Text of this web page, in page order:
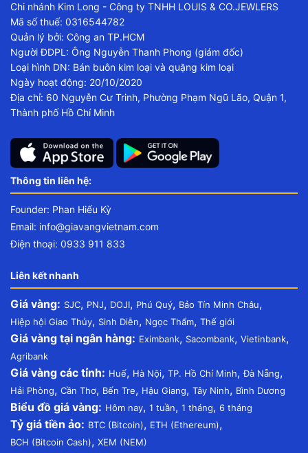
Chi nhánh Kim Long - Công ty TNHH LOUIS & CO.JEWLERS
Mã số thuế: 0316544782
Quản lý bởi: Công an TP.HCM
Người ĐDPL: Ông Nguyễn Thanh Phong (giám đốc)
Loại hình DN: Bán buôn kim loại và quặng kim loại
Ngày hoạt động: 20/10/2020
Địa chỉ: 60 Nguyễn Cư Trinh, Phường Phạm Ngũ Lão, Quận 1,
Thành phố Hồ Chí Minh
Thông tin liên hệ:
Founder: Phan Hiếu Kỳ
Email: info@giavangvietnam.com
Điện thoại: 0933 911 833
Liên kết nhanh
Giá vàng: SJC, PNJ, DOJI, Phú Quý, Bảo Tín Minh Châu,
Hiệp hội Giao Thủy, Sinh Diễn, Ngọc Thẩm, Thế giới
Giá vàng tại ngân hàng: Eximbank, Sacombank, Vietinbank,
Agribank
Giá vàng các tỉnh: Huế, Hà Nội, TP. Hồ Chí Minh,Đà Nẵng,
Hải Phòng, Cần Thơ, Bến Tre, Hậu Giang, Tây Ninh, Bình Dương
Biểu đồ giá vàng: Hôm nay, 1 tuần, 1 tháng, 6 tháng
Tỷ giá tiền ảo: BTC (Bitcoin), ETH (Ethereum),
BCH (Bitcoin Cash), XEM (NEM)